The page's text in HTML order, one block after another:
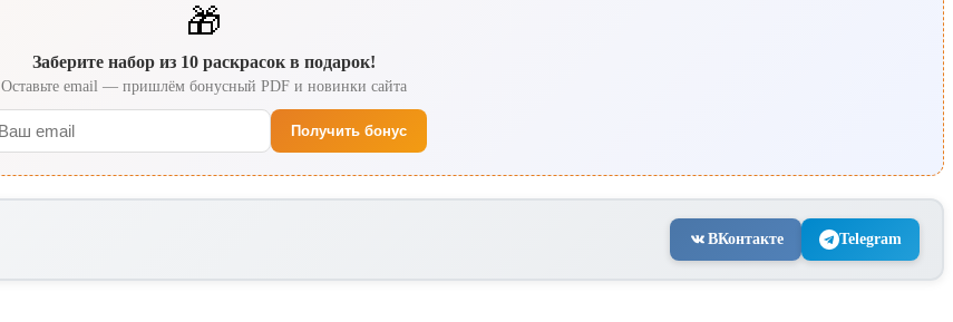
🎁
Заберите набор из 10 раскрасок в подарок!
Оставьте email — пришлём бонусный PDF и новинки сайта
Получить бонус
ВКонтакте Telegram